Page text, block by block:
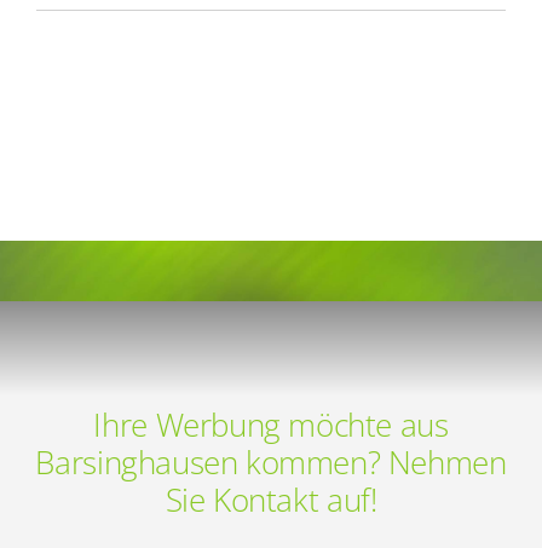
Fahrzeugbeschriftung
Design
Ihre Werbung möchte aus
Barsinghausen kommen? Nehmen
Sie Kontakt auf!